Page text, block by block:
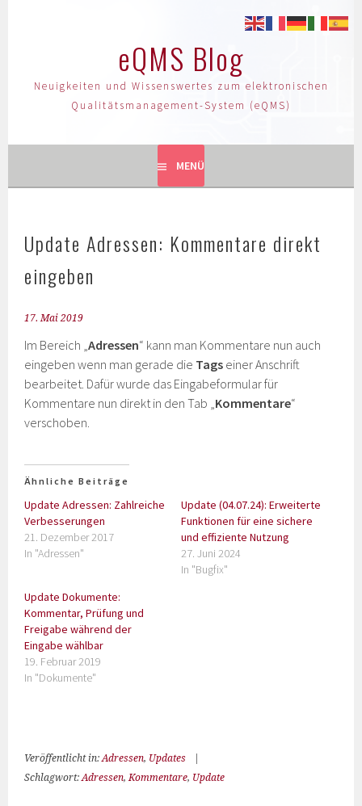
eQMS Blog
Neuigkeiten und Wissenswertes zum elektronischen
Qualitätsmanagement-System (eQMS)
MENÜ
Update Adressen: Kommentare direkt
eingeben
17. Mai 2019
Im Bereich „Adressen“ kann man Kommentare nun auch
eingeben wenn man gerade die Tags einer Anschrift
bearbeitet. Dafür wurde das Eingabeformular für
Kommentare nun direkt in den Tab „Kommentare“
verschoben.
Ähnliche Beiträge
Update Adressen: Zahlreiche
Verbesserungen
21. Dezember 2017
In "Adressen"
Update (04.07.24): Erweiterte
Funktionen für eine sichere
und effiziente Nutzung
27. Juni 2024
In "Bugfix"
Update Dokumente:
Kommentar, Prüfung und
Freigabe während der
Eingabe wählbar
19. Februar 2019
In "Dokumente"
Veröffentlicht in:Adressen, Updates
Schlagwort:Adressen,Kommentare, Update